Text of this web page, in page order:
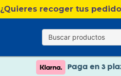
¿Quieres recoger tus
Envío gratis. A partir de
Paga en 3
Nuevo